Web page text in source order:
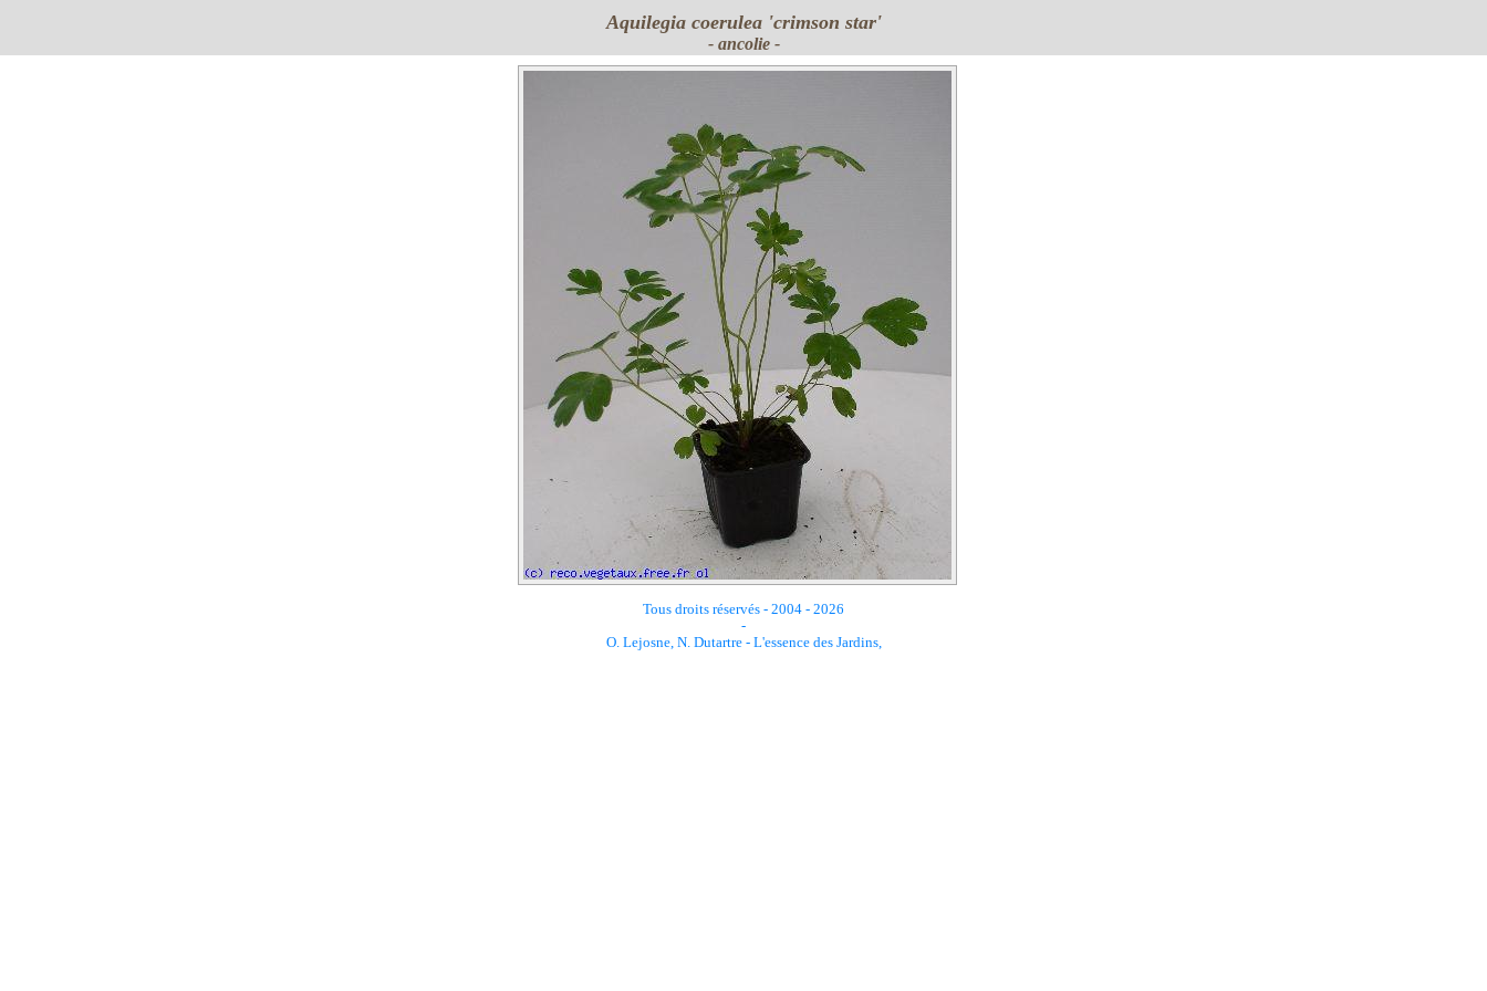
Aquilegia coerulea 'crimson star'
- ancolie -
Tous droits réservés - 2004 - 2026
-
O. Lejosne, N. Dutartre - L'essence des Jardins,